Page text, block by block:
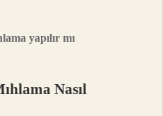
yapılır mı
Nasıl